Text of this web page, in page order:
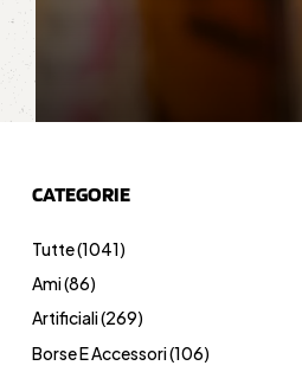
CATEGORIE
Tutte(1041)
Ami(86)
Artificiali(269)
Borse E Accessori(106)